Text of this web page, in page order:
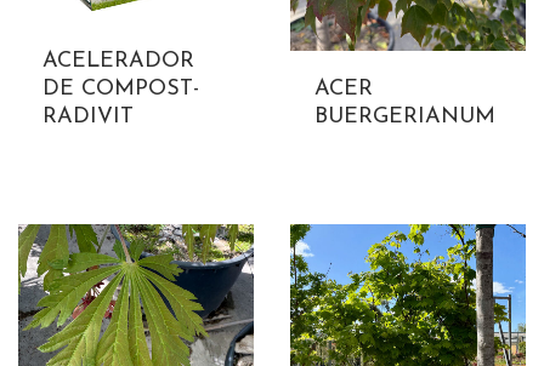
ACELERADOR
DE COMPOST-
RADIVIT
ACER
BUERGERIANUM